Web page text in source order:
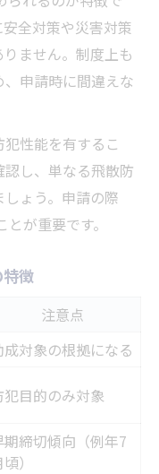
全対策や災害対策
ません。制度上も
申請時に間違えな
性能を有するこ
し、単なる飛散防
ょう。申請の際
が重要です。
徴
注意点
成対象の根拠になる
犯目的のみ対象
期締切傾向（例年7
）